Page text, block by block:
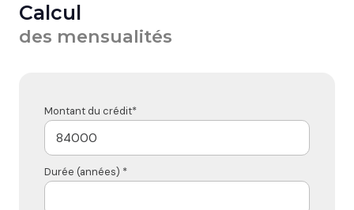
Calcul
des mensualités
Montant du crédit*
Durée (années) *